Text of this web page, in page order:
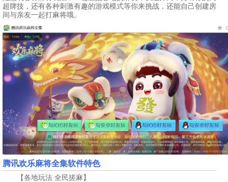
超牌技，还有各种刺激有趣的游戏模式等你来挑战，还能自己创建房
间与亲友一起打麻将哦。
腾讯欢乐麻将全集软件特色
【各地玩法 全民搓麻】